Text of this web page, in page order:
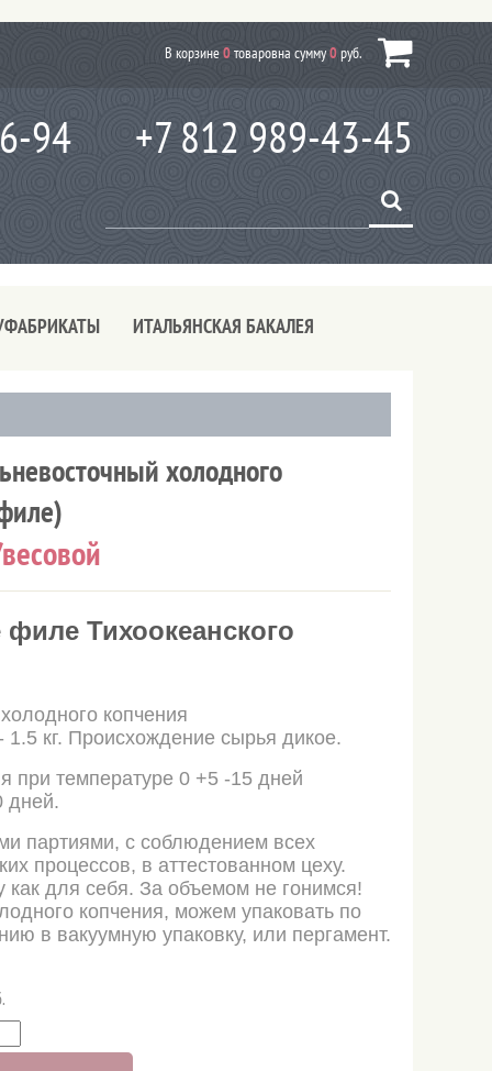
В корзине0товаровна сумму0руб.
94 +7 812 989-43-45
ИТАЛЬЯНСКАЯ БАКАЛЕЯ
холодного
Тихоокеанского
копчения
кг. Происхождение сырья дикое.
при температуре 0 +5 -15 дней
дней.
партиями, с соблюдением всех
процессов, в аттестованном цеху.
как для себя. За объемом не гонимся!
копчения, можем упаковать по
в вакуумную упаковку, или пергамент.